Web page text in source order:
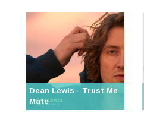
Dean Lewis - Trust Me
Mate